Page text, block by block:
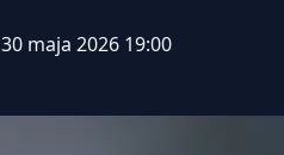
30 maja 2026 19:00